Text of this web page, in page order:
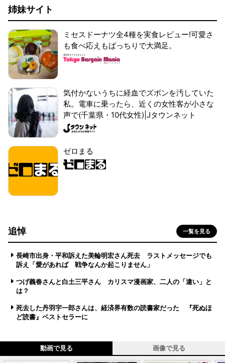
姉妹サイト
ミセスドーナツ全4種を実食レビュー!可愛さ
も食べ応えもばっちりで大満足。
気付かないうちに経血でズボンを汚していた
私。電車に乗ったら、近くの女性客が小さな
声で(千葉県・10代女性)|Jタウンネット
ゼロまる
追悼 一覧を見る
長崎市出身・平和訴えた美輪明宏さん死去 ラストメッセージでも
訴え「愛があれば 戦争なんか起こりません」
つげ義春さんと白土三平さん カリスマ漫画家、二人の「違い」と
は？
死去した丹羽宇一郎さんは、経済界有数の読書家だった 『死ぬほ
ど読書』ベストセラーに
動画で見る 画像で見る